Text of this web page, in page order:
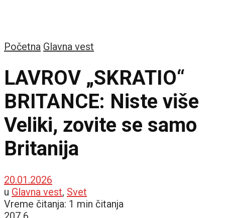
Početna Glavna vest
LAVROV „SKRATIO“
BRITANCE: Niste više
Veliki, zovite se samo
Britanija
20.01.2026
u Glavna vest, Svet
Vreme čitanja: 1 min čitanja